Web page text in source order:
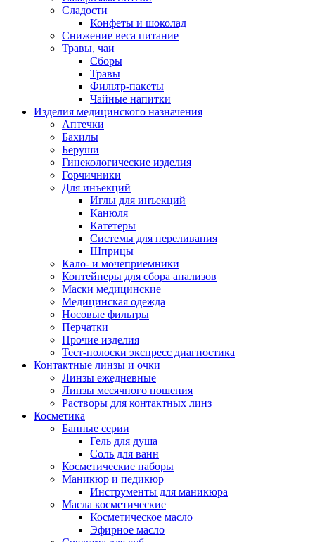
Сладости
Конфеты и шоколад
Снижение веса питание
Травы, чаи
Сборы
Травы
Фильтр-пакеты
Чайные напитки
Изделия медицинского назначения
Аптечки
Бахилы
Беруши
Гинекологические изделия
Горчичники
Для инъекций
Иглы для инъекций
Канюля
Катетеры
Системы для переливания
Шприцы
Кало- и мочеприемники
Контейнеры для сбора анализов
Маски медицинские
Медицинская одежда
Носовые фильтры
Перчатки
Прочие изделия
Тест-полоски экспресс диагностика
Контактные линзы и очки
Линзы ежедневные
Линзы месячного ношения
Растворы для контактных линз
Косметика
Банные серии
Гель для душа
Соль для ванн
Косметические наборы
Маникюр и педикюр
Инструменты для маникюра
Масла косметические
Косметическое масло
Эфирное масло